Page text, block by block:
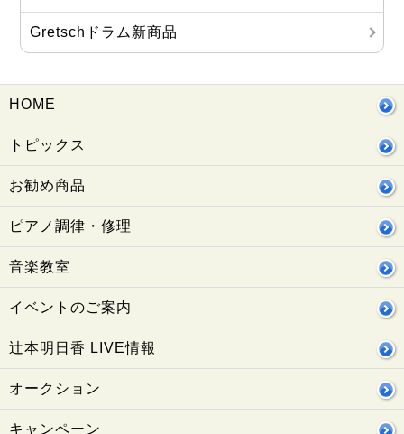
Gretschドラム新商品
HOME
トピックス
お勧め商品
ピアノ調律・修理
音楽教室
イベントのご案内
辻本明日香 LIVE情報
オークション
キャンペーン